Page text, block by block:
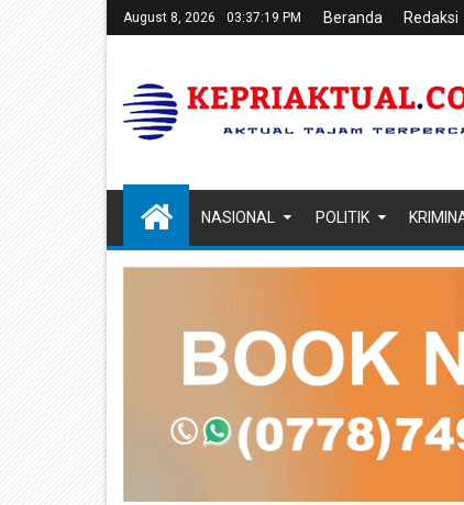
August 8, 2026 03:37:20 PM Beranda Redaksi
NASIONAL POLITIK